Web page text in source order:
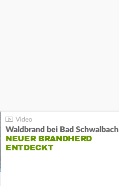
Waldbrand bei Bad Schwalbach
NEUER BRANDHERD
ENTDECKT